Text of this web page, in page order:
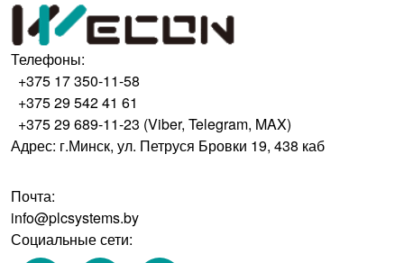
Телефоны:
+375 17 350-11-58
+375 29 542 41 61
+375 29 689-11-23 (Viber, Telegram, MAX)
Адрес: г.Минск, ул. Петруся Бровки 19, 438 каб
Почта:
info@plcsystems.by
Социальные сети: